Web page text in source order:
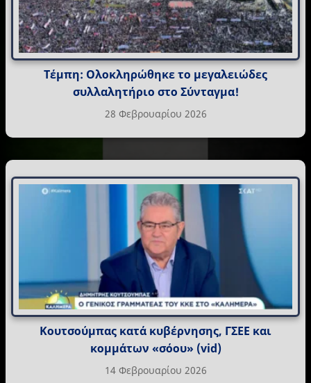
Τέμπη: Ολοκληρώθηκε το μεγαλειώδες
συλλαλητήριο στο Σύνταγμα!
28 Φεβρουαρίου 2026
Κουτσούμπας κατά κυβέρνησης, ΓΣΕΕ και
κομμάτων «σόου» (vid)
14 Φεβρουαρίου 2026